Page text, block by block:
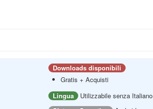
Downloads disponibili
Gratis + Acquisti
Lingua Utilizzabile senza Italiano